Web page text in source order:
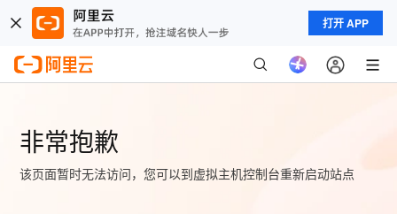
打开 APP
非常抱歉
该页面暂时无法访问，您可以到虚拟主机控制台重新启动站点